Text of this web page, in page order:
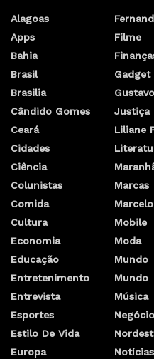
Alagoas
Apps
Bahia
Brasil
Brasilia
Cândido Gomes
Ceará
Cidades
Ciência
Colunistas
Comida
Cultura
Economia
Educação
Entretenimento
Entrevista
Esportes
Estilo De Vida
Europa
Filme
Gadget
Justiça
Liliane
Marcas
Mobile
Moda
Mundo
Mundo
Música
Notícias